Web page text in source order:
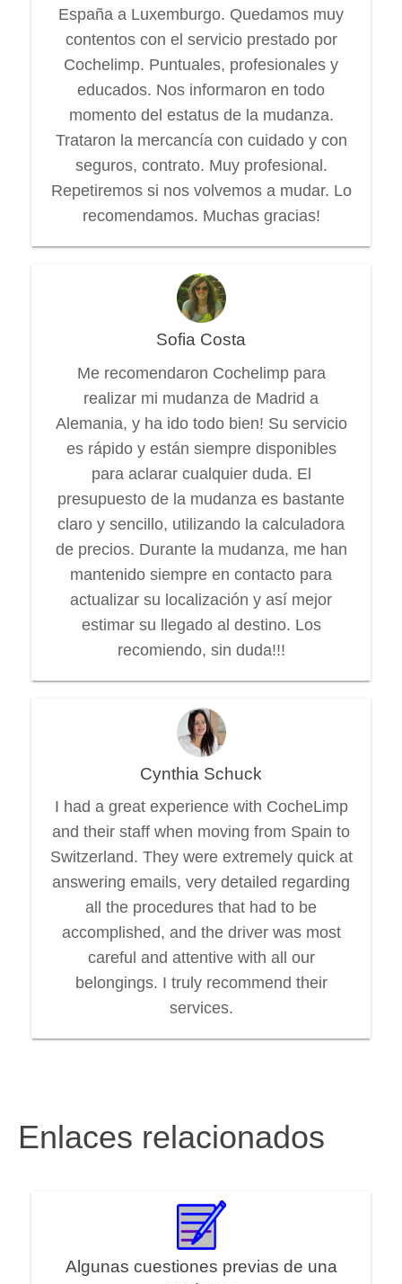
España a Luxemburgo. Quedamos muy
contentos con el servicio prestado por
Cochelimp. Puntuales, profesionales y
educados. Nos informaron en todo
momento del estatus de la mudanza.
Trataron la mercancía con cuidado y con
seguros, contrato. Muy profesional.
Repetiremos si nos volvemos a mudar. Lo
recomendamos. Muchas gracias!
Sofia Costa
Me recomendaron Cochelimp para
realizar mi mudanza de Madrid a
Alemania, y ha ido todo bien! Su servicio
es rápido y están siempre disponibles
para aclarar cualquier duda. El
presupuesto de la mudanza es bastante
claro y sencillo, utilizando la calculadora
de precios. Durante la mudanza, me han
mantenido siempre en contacto para
actualizar su localización y así mejor
estimar su llegado al destino. Los
recomiendo, sin duda!!!
Cynthia Schuck
I had a great experience with CocheLimp
and their staff when moving from Spain to
Switzerland. They were extremely quick at
answering emails, very detailed regarding
all the procedures that had to be
accomplished, and the driver was most
careful and attentive with all our
belongings. I truly recommend their
services.
Enlaces relacionados
Algunas cuestiones previas de una